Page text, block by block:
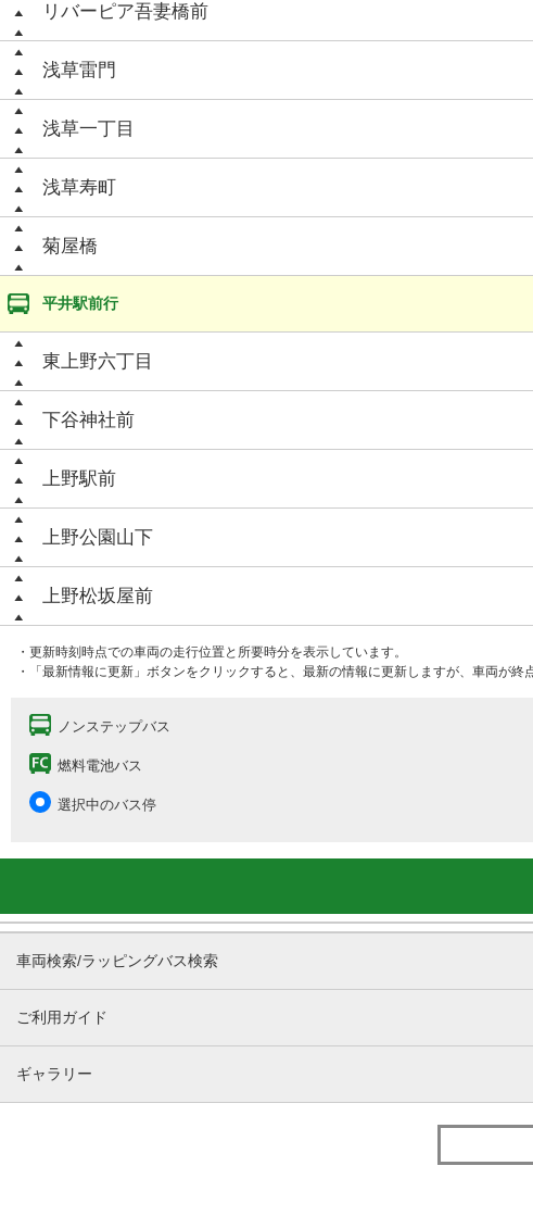
リバーピア吾妻橋前
浅草雷門
浅草一丁目
浅草寿町
菊屋橋
平井駅前行
東上野六丁目
下谷神社前
上野駅前
上野公園山下
上野松坂屋前
・更新時刻時点での車両の走行位置と所要時分を表示しています。
・「最新情報に更新」ボタンをクリックすると、最新の情報に更新しますが、車両が
ノンステップバス
燃料電池バス
選択中のバス停
車両検索/ラッピングバス検索
ご利用ガイド
ギャラリー